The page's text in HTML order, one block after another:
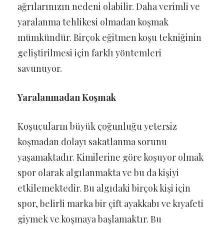
ağrılarınızın nedeni olabilir. Daha verimli ve
yaralanma tehlikesi olmadan koşmak
mümkündür. Birçok eğitmen koşu tekniğinin
geliştirilmesi için farklı yöntemleri
savunuyor.
Yaralanmadan Koşmak
Koşucuların büyük çoğunluğu yetersiz
koşmadan dolayı sakatlanma sorunu
yaşamaktadır. Kimilerine göre koşuyor olmak
spor olarak algılanmakta ve bu da kişiyi
etkilemektedir. Bu algıdaki birçok kişi için
spor, belirli marka bir çift ayakkabı ve kıyafeti
giymek ve koşmaya başlamaktır. Bu